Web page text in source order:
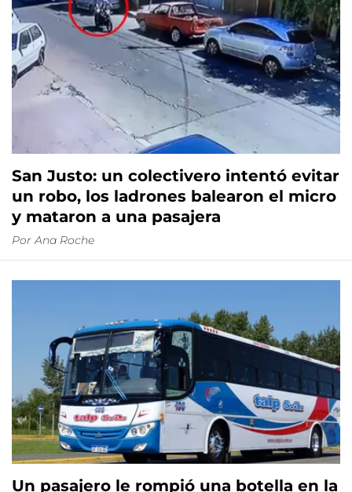
San Justo: un colectivero intentó evitar
un robo, los ladrones balearon el micro
y mataron a una pasajera
Por Ana Roche
Un pasajero le rompió una botella en la